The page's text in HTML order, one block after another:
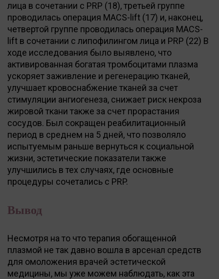
лица в сочетании с PRP (18), третьей группе
проводилась операция MACS-lift (17) и, наконец,
четвертой группе проводилась операция MACS-
lift в сочетании с липофилингом лица и PRP (22) В
ходе исследования было выявлено, что
активированная богатая тромбоцитами плазма
ускоряет заживление и регенерацию тканей,
улучшает кровоснабжение тканей за счет
стимуляции ангиогенеза, снижает риск некроза
жировой ткани также за счет прорастания
сосудов. Был сокращен реабилитационный
период в среднем на 5 дней, что позволяло
испытуемым раньше вернуться к социальной
жизни, эстетические показатели также
улучшились в тех случаях, где основные
процедуры сочетались с PRP.
Вывод
Несмотря на то что терапия обогащенной
плазмой не так давно вошла в арсенал средств
для омоложения врачей эстетической
медицины, мы уже можем наблюдать, как эта